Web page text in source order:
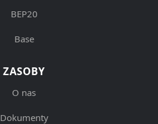
BEP20
Base
ZASOBY
O nas
Dokumenty